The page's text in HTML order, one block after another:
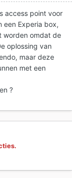
access point voor
een Experia box,
worden omdat de
oplossing van
maar deze
met een
?